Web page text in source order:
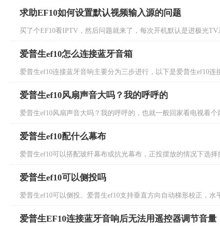
求助EF10如何设置默认视频输入源的问题
买了个EF10看IPTV，然后问题就来了，每次开机默认是进极光
爱普生ef10怎么连接蓝牙音箱
爱普生ef10连接蓝牙音响主要分为三步进行，以下是爱普生ef10
爱普生ef10风扇声音大吗？我的呼呼的
爱普生ef10风扇声音大吗？我的呼呼的，也就一般回家看电视看
爱普生ef10配什么幕布
爱普生ef10可以搭配玻纤幕布或抗光幕布，正投摆放的情况下选
爱普生ef10可以侧投吗
爱普生ef10可以侧投。爱普生ef10支持垂直方向自动梯形校正，
爱普生EF10连接蓝牙音响后无法用遥控器调节音量